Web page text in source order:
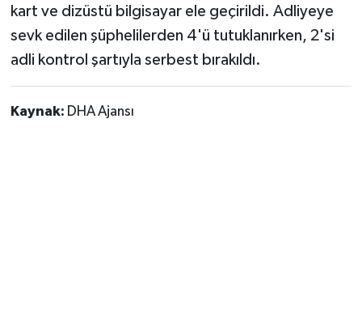
kart ve dizüstü bilgisayar ele geçirildi. Adliyeye
sevk edilen şüphelilerden 4'ü tutuklanırken, 2'si
adli kontrol şartıyla serbest bırakıldı.
Kaynak: DHA Ajansı